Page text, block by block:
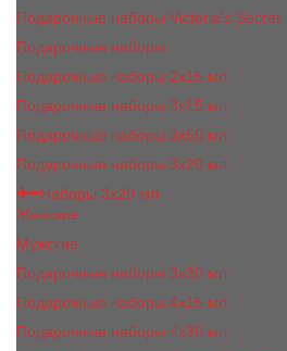
Подарочные наборы Victoria's Secret
Подарочные наборы
Подарочные наборы 2x15 мл
Подарочные наборы 3х15 мл
Подарочные наборы 3x50 мл
Подарочные наборы 3x20 мл
Наборы 3х20 мл
Женские
Мужские
Подарочные наборы 3х30 мл
Подарочные наборы 4x15 мл
Подарочные наборы 4x30 мл